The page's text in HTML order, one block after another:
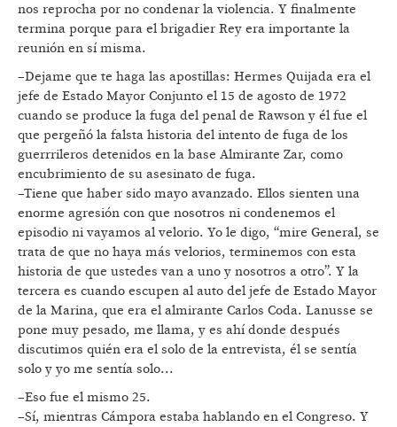
nos reprocha por no condenar la violencia. Y finalmente
termina porque para el brigadier Rey era importante la
reunión en sí misma.
–Dejame que te haga las apostillas: Hermes Quijada era el
jefe de Estado Mayor Conjunto el 15 de agosto de 1972
cuando se produce la fuga del penal de Rawson y él fue el
que pergeñó la falsta historia del intento de fuga de los
guerrrileros detenidos en la base Almirante Zar, como
encubrimiento de su asesinato de fuga.
–Tiene que haber sido mayo avanzado. Ellos sienten una
enorme agresión con que nosotros ni condenemos el
episodio ni vayamos al velorio. Yo le digo, “mire General, se
trata de que no haya más velorios, terminemos con esta
historia de que ustedes van a uno y nosotros a otro”. Y la
tercera es cuando escupen al auto del jefe de Estado Mayor
de la Marina, que era el almirante Carlos Coda. Lanusse se
pone muy pesado, me llama, y es ahí donde después
discutimos quién era el solo de la entrevista, él se sentía
solo y yo me sentía solo...
–Eso fue el mismo 25.
–Sí, mientras Cámpora estaba hablando en el Congreso. Y